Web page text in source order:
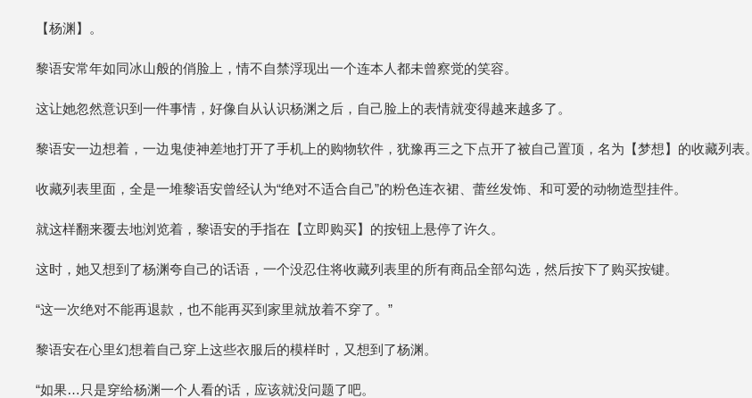
【杨渊】。
黎语安常年如同冰山般的俏脸上，情不自禁浮现出一个连本人都未曾察觉的笑容。
这让她忽然意识到一件事情，好像自从认识杨渊之后，自己脸上的表情就变得越来越多了。
黎语安一边想着，一边鬼使神差地打开了手机上的购物软件，犹豫再三之下点开了被自己置顶，名为【梦想】的收藏列表。
收藏列表里面，全是一堆黎语安曾经认为“绝对不适合自己”的粉色连衣裙、蕾丝发饰、和可爱的动物造型挂件。
就这样翻来覆去地浏览着，黎语安的手指在【立即购买】的按钮上悬停了许久。
这时，她又想到了杨渊夸自己的话语，一个没忍住将收藏列表里的所有商品全部勾选，然后按下了购买按键。
“这一次绝对不能再退款，也不能再买到家里就放着不穿了。”
黎语安在心里幻想着自己穿上这些衣服后的模样时，又想到了杨渊。
“如果…只是穿给杨渊一个人看的话，应该就没问题了吧。